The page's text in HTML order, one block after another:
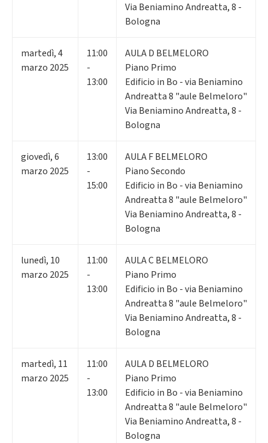
Via Beniamino Andreatta, 8 -
Bologna
martedì,4
marzo 2025
11:00
-
13:00
AULA D BELMELORO
Piano Primo
Edificio in Bo - via Beniamino
Andreatta 8 "aule Belmeloro"
Via Beniamino Andreatta, 8 -
Bologna
giovedì,6
marzo 2025
13:00
-
15:00
AULA F BELMELORO
Piano Secondo
Edificio in Bo - via Beniamino
Andreatta 8 "aule Belmeloro"
Via Beniamino Andreatta, 8 -
Bologna
lunedì, 10
marzo 2025
11:00
-
13:00
AULA C BELMELORO
Piano Primo
Edificio in Bo - via Beniamino
Andreatta 8 "aule Belmeloro"
Via Beniamino Andreatta, 8 -
Bologna
martedì, 11
marzo 2025
11:00
-
13:00
AULA D BELMELORO
Piano Primo
Edificio in Bo - via Beniamino
Andreatta 8 "aule Belmeloro"
Via Beniamino Andreatta, 8 -
Bologna